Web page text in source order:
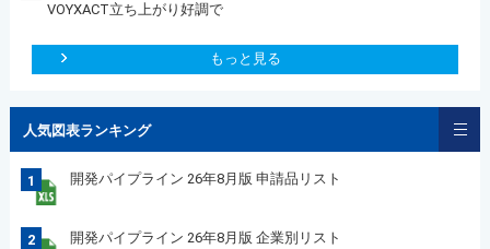
VOYXACT立ち上がり好調で
もっと見る
人気図表ランキング
1 開発パイプライン 26年8月版 申請品リスト
2 開発パイプライン 26年8月版 企業別リスト